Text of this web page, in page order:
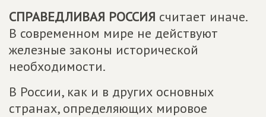
СПРАВЕДЛИВАЯ РОССИЯ считает иначе.
В современном мире не действуют
железные законы исторической
необходимости.
В России, как и в других основных
странах, определяющих мировое